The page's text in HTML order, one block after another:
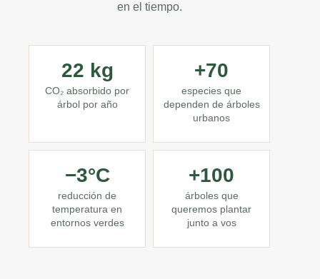
en el tiempo.
22 kg
CO₂ absorbido por
árbol por año
+70
especies que
dependen de árboles
urbanos
−3°C
reducción de
temperatura en
entornos verdes
+100
árboles que
queremos plantar
junto a vos